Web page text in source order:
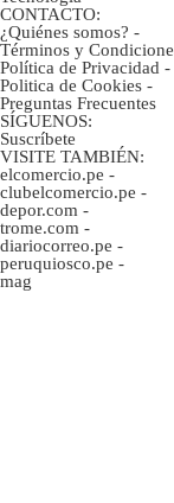
CONTACTO:
¿Quiénes somos? -
Términos y
Política de Privacidad -
Politica de Cookies -
Preguntas Frecuentes
SÍGUENOS:
Suscríbete
VISITE TAMBIÉN:
elcomercio.pe -
clubelcomercio.pe -
depor.com -
trome.com -
diariocorreo.pe -
peruquiosco.pe -
mag